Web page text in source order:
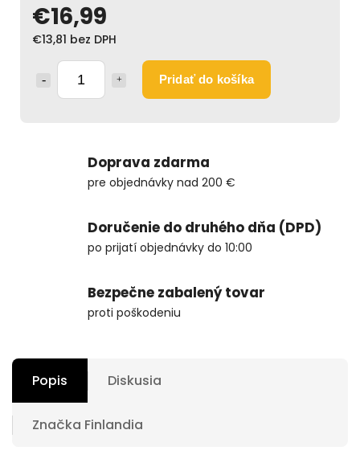
€16,99
€13,81 bez DPH
Pridať do košíka
Doprava zdarma
pre objednávky nad 200 €
Doručenie do druhého dňa (DPD)
po prijatí objednávky do 10:00
Bezpečne zabalený tovar
proti poškodeniu
Popis Diskusia
Značka Finlandia